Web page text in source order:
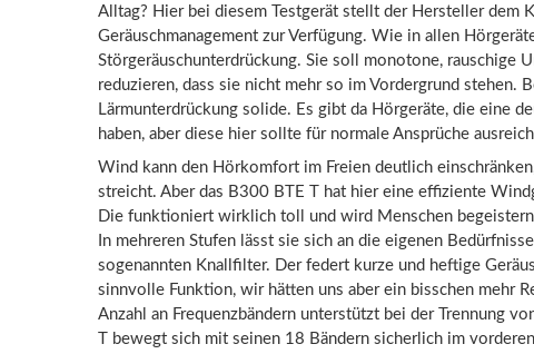
Alltag? Hier bei diesem Testgerät stellt der Hersteller dem
Geräuschmanagement zur Verfügung. Wie in allen
Störgeräuschunterdrückung. Sie soll monotone, rauschige
reduzieren, dass sie nicht mehr so im Vordergrund stehen.
Lärmunterdrückung solide. Es gibt da Hörgeräte, die eine
haben, aber diese hier sollte für normale Ansprüche
Wind kann den Hörkomfort im Freien deutlich
streicht. Aber das B300 BTE T hat hier eine effiziente
Die funktioniert wirklich toll und wird Menschen
In mehreren Stufen lässt sie sich an die eigenen
sogenannten Knallfilter. Der federt kurze und heftige
sinnvolle Funktion, wir hätten uns aber ein bisschen mehr
Anzahl an Frequenzbändern unterstützt bei der Trennung
T bewegt sich mit seinen 18 Bändern sicherlich im